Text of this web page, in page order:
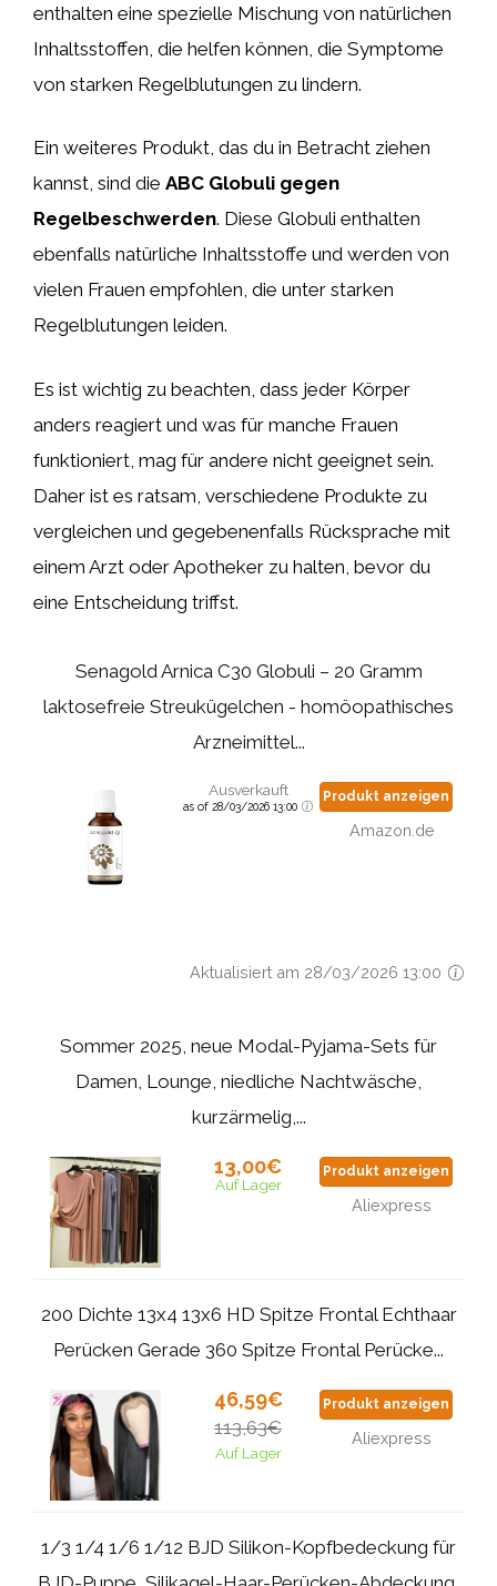
enthalten eine spezielle Mischung von natürlichen
Inhaltsstoffen, die helfen können, die Symptome
von starken Regelblutungen zu lindern.
Ein weiteres Produkt, das du in Betracht ziehen
kannst, sind die ABC Globuli gegen
Regelbeschwerden. Diese Globuli enthalten
ebenfalls natürliche Inhaltsstoffe und werden von
vielen Frauen empfohlen, die unter starken
Regelblutungen leiden.
Es ist wichtig zu beachten, dass jeder Körper
anders reagiert und was für manche Frauen
funktioniert, mag für andere nicht geeignet sein.
Daher ist es ratsam, verschiedene Produkte zu
vergleichen und gegebenenfalls Rücksprache mit
einem Arzt oder Apotheker zu halten, bevor du
eine Entscheidung triffst.
Senagold Arnica C30 Globuli – 20 Gramm
laktosefreie Streukügelchen - homöopathisches
Arzneimittel...
Ausverkauft
as of 28/03/2026 13:00
Produkt anzeigen
Amazon.de
Aktualisiert am 28/03/2026 13:00
Sommer 2025, neue Modal-Pyjama-Sets für
Damen, Lounge, niedliche Nachtwäsche,
kurzärmelig,...
13,00€
Auf Lager
Produkt anzeigen
Aliexpress
200 Dichte 13x4 13x6 HD Spitze Frontal Echthaar
Perücken Gerade 360 Spitze Frontal Perücke...
46,59€
113,63€
Auf Lager
Produkt anzeigen
Aliexpress
1/3 1/4 1/6 1/12 BJD Silikon-Kopfbedeckung für